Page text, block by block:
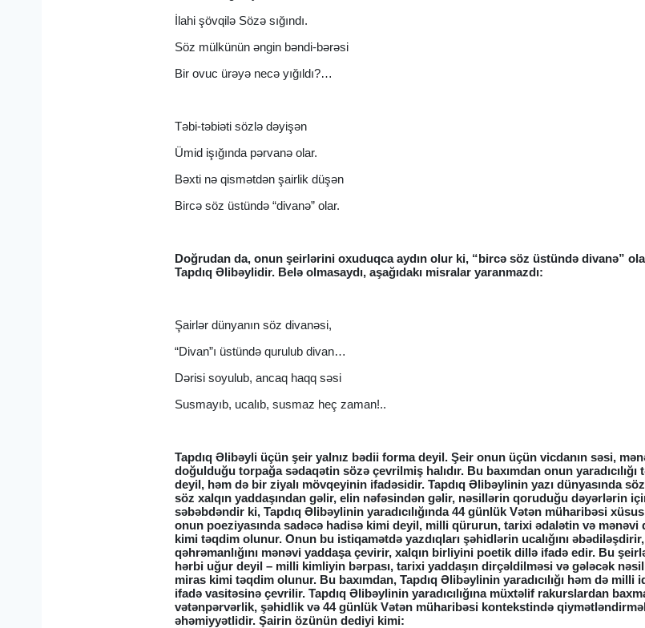
İlahi şövqilə Sözə sığındı.
Söz mülkünün əngin bəndi-bərəsi
Bir ovuc ürəyə necə yığıldı?…
Təbi-təbiəti sözlə dəyişən
Ümid işığında pərvanə olar.
Bəxti nə qismətdən şairlik düşən
Bircə söz üstündə “divanə” olar.
Doğrudan da, onun şeirlərini oxuduqca aydın olur ki, “bircə söz üstündə divanə”
Tapdıq Əlibəylidir. Belə olmasaydı, aşağıdakı misralar yaranmazdı:
Şairlər dünyanın söz divanəsi,
“Divan”ı üstündə qurulub divan…
Dərisi soyulub, ancaq haqq səsi
Susmayıb, ucalıb, susmaz heç zaman!..
Tapdıq Əlibəyli üçün şeir yalnız bədii forma deyil. Şeir onun üçün vicdanın səsi,
doğulduğu torpağa sədaqətin sözə çevrilmiş halıdır. Bu baxımdan onun
deyil, həm də bir ziyalı mövqeyinin ifadəsidir. Tapdıq Əlibəylinin yazı dünyasında
söz xalqın yaddaşından gəlir, elin nəfəsindən gəlir, nəsillərin qoruduğu dəyərlərin
səbəbdəndir ki, Tapdıq Əlibəylinin yaradıcılığında 44 günlük Vətən müharibəsi
onun poeziyasında sadəcə hadisə kimi deyil, milli qürurun, tarixi ədalətin və
kimi təqdim olunur. Onun bu istiqamətdə yazdıqları şəhidlərin ucalığını
qəhrəmanlığını mənəvi yaddaşa çevirir, xalqın birliyini poetik dillə ifadə edir. Bu
hərbi uğur deyil – milli kimliyin bərpası, tarixi yaddaşın dirçəldilməsi və gələcək
miras kimi təqdim olunur. Bu baxımdan, Tapdıq Əlibəylinin yaradıcılığı həm də milli
ifadə vasitəsinə çevrilir. Tapdıq Əlibəylinin yaradıcılığına müxtəlif rakurslardan
vətənpərvərlik, şəhidlik və 44 günlük Vətən müharibəsi kontekstində
əhəmiyyətlidir. Şairin özünün dediyi kimi: